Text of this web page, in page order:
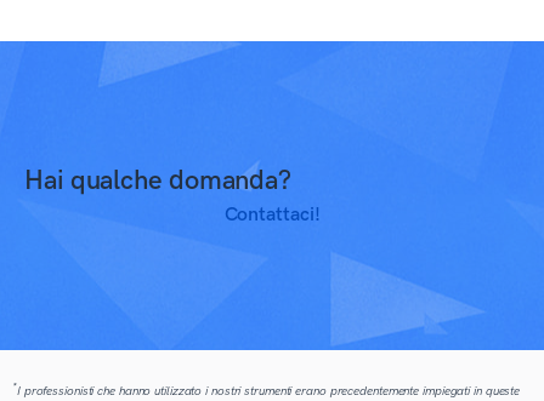
Hai qualche domanda?
Contattaci!
*I professionisti che hanno utilizzato i nostri strumenti erano precedentemente impiegati in queste